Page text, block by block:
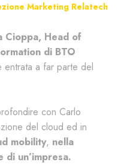
Marketing Relatech
Cioppa, Head of
di BTO
entrata a far parte del
con Carlo
del cloud ed in
mobility, nella
un’impresa.